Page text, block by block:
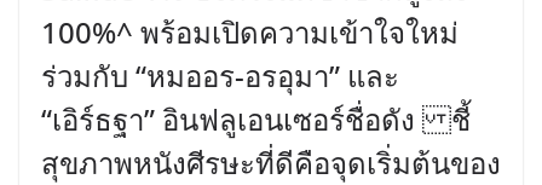
100%^ พร้อมเปิดความเข้าใจใหม่
ร่วมกับ “หมออร-อรอุมา” และ
“เอิร์ธฐา” อินฟลูเอนเซอร์ชื่อดัง ชี้
สุขภาพหนังศีรษะที่ดีคือจุดเริ่มต้นของ